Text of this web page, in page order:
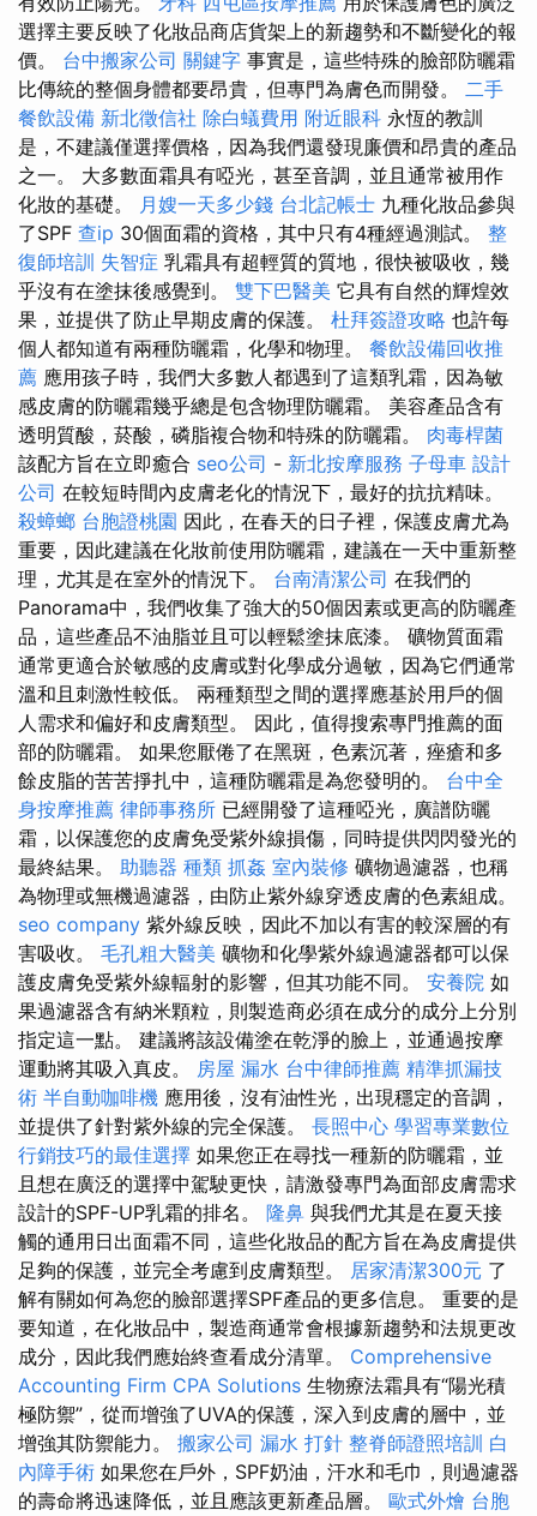
選擇主要反映了化妝品商店貨架上的新趨勢和不斷變化的報
價。 台中搬家公司 關鍵字 事實是，這些特殊的臉部防曬霜
比傳統的整個身體都要昂貴，但專門為膚色而開發。 二手
餐飲設備 新北徵信社 除白蟻費用 附近眼科 永恆的教訓
是，不建議僅選擇價格，因為我們還發現廉價和昂貴的產品
之一。 大多數面霜具有啞光，甚至音調，並且通常被用作
化妝的基礎。 月嫂一天多少錢 台北記帳士 九種化妝品參與
了SPF 查ip 30個面霜的資格，其中只有4種經過測試。 整
復師培訓 失智症 乳霜具有超輕質的質地，很快被吸收，幾
乎沒有在塗抹後感覺到。 雙下巴醫美 它具有自然的輝煌效
果，並提供了防止早期皮膚的保護。 杜拜簽證攻略 也許每
個人都知道有兩種防曬霜，化學和物理。 餐飲設備回收推
薦 應用孩子時，我們大多數人都遇到了這類乳霜，因為敏
感皮膚的防曬霜幾乎總是包含物理防曬霜。 美容產品含有
透明質酸，菸酸，磷脂複合物和特殊的防曬霜。 肉毒桿菌
該配方旨在立即癒合 seo公司 - 新北按摩服務 子母車 設計
公司 在較短時間內皮膚老化的情況下，最好的抗抗精味。
殺蟑螂 台胞證桃園 因此，在春天的日子裡，保護皮膚尤為
重要，因此建議在化妝前使用防曬霜，建議在一天中重新整
理，尤其是在室外的情況下。 台南清潔公司 在我們的
Panorama中，我們收集了強大的50個因素或更高的防曬產
品，這些產品不油脂並且可以輕鬆塗抹底漆。 礦物質面霜
通常更適合於敏感的皮膚或對化學成分過敏，因為它們通常
溫和且刺激性較低。 兩種類型之間的選擇應基於用戶的個
人需求和偏好和皮膚類型。 因此，值得搜索專門推薦的面
部的防曬霜。 如果您厭倦了在黑斑，色素沉著，痤瘡和多
餘皮脂的苦苦掙扎中，這種防曬霜是為您發明的。 台中全
身按摩推薦 律師事務所 已經開發了這種啞光，廣譜防曬
霜，以保護您的皮膚免受紫外線損傷，同時提供閃閃發光的
最終結果。 助聽器 種類 抓姦 室內裝修 礦物過濾器，也稱
為物理或無機過濾器，由防止紫外線穿透皮膚的色素組成。
seo company 紫外線反映，因此不加以有害的較深層的有
害吸收。 毛孔粗大醫美 礦物和化學紫外線過濾器都可以保
護皮膚免受紫外線輻射的影響，但其功能不同。 安養院 如
果過濾器含有納米顆粒，則製造商必須在成分的成分上分別
指定這一點。 建議將該設備塗在乾淨的臉上，並通過按摩
運動將其吸入真皮。 房屋 漏水 台中律師推薦 精準抓漏技
術 半自動咖啡機 應用後，沒有油性光，出現穩定的音調，
並提供了針對紫外線的完全保護。 長照中心 學習專業數位
行銷技巧的最佳選擇 如果您正在尋找一種新的防曬霜，並
且想在廣泛的選擇中駕駛更快，請激發專門為面部皮膚需求
設計的SPF-UP乳霜的排名。 隆鼻 與我們尤其是在夏天接
觸的通用日出面霜不同，這些化妝品的配方旨在為皮膚提供
足夠的保護，並完全考慮到皮膚類型。 居家清潔300元 了
解有關如何為您的臉部選擇SPF產品的更多信息。 重要的是
要知道，在化妝品中，製造商通常會根據新趨勢和法規更改
成分，因此我們應始終查看成分清單。 Comprehensive
Accounting Firm CPA Solutions 生物療法霜具有“陽光積
極防禦”，從而增強了UVA的保護，深入到皮膚的層中，並
增強其防禦能力。 搬家公司 漏水 打針 整脊師證照培訓 白
內障手術 如果您在戶外，SPF奶油，汗水和毛巾，則過濾器
的壽命將迅速降低，並且應該更新產品層。 歐式外燴 台胞